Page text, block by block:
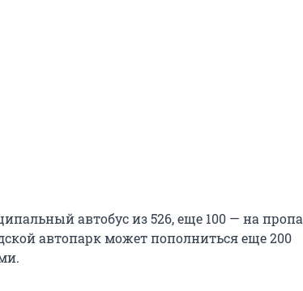
автобус из 526, еще 100 — на
автопарк может пополниться еще 200